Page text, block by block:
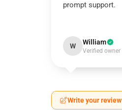
prompt support.
W William
Verified owner
Write your review